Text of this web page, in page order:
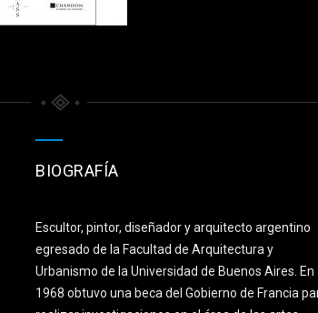
BIOGRAFÍA
Escultor, pintor, diseñador y arquitecto argentino
egresado de la Facultad de Arquitectura y
Urbanismo de la Universidad de Buenos Aires. En
1968 obtuvo una beca del Gobierno de Francia